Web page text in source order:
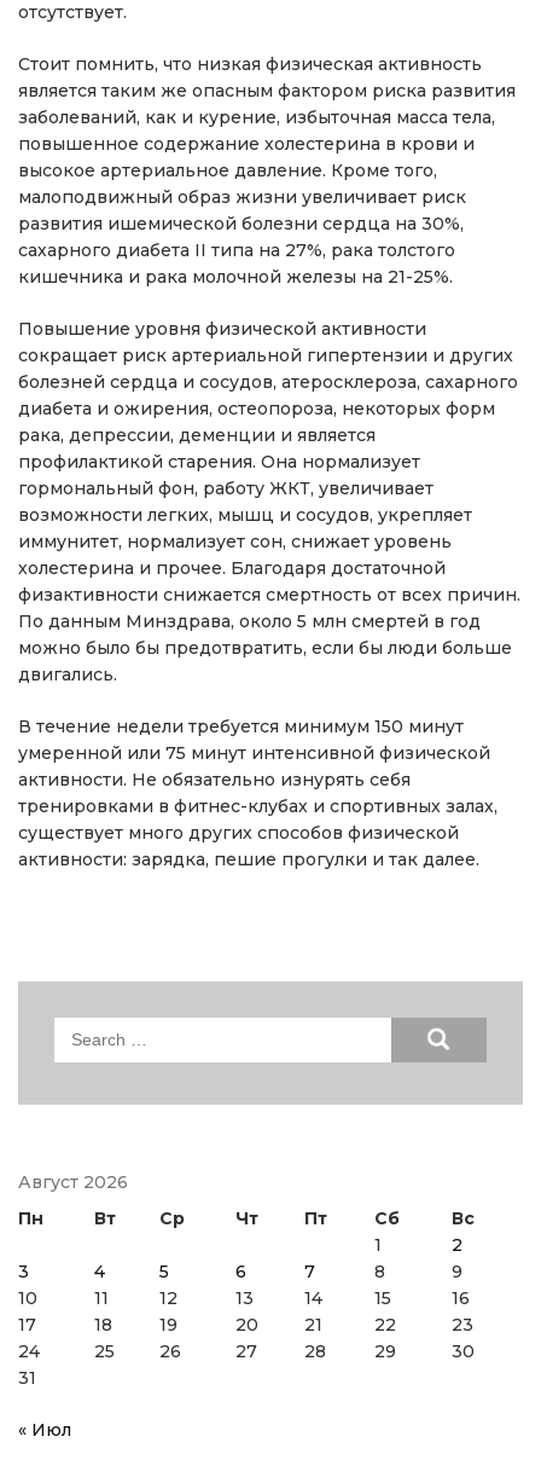
отсутствует.
Стоит помнить, что низкая физическая активность
является таким же опасным фактором риска развития
заболеваний, как и курение, избыточная масса тела,
повышенное содержание холестерина в крови и
высокое артериальное давление. Кроме того,
малоподвижный образ жизни увеличивает риск
развития ишемической болезни сердца на 30%,
сахарного диабета II типа на 27%, рака толстого
кишечника и рака молочной железы на 21-25%.
Повышение уровня физической активности
сокращает риск артериальной гипертензии и других
болезней сердца и сосудов, атеросклероза, сахарного
диабета и ожирения, остеопороза, некоторых форм
рака, депрессии, деменции и является
профилактикой старения. Она нормализует
гормональный фон, работу ЖКТ, увеличивает
возможности легких, мышц и сосудов, укрепляет
иммунитет, нормализует сон, снижает уровень
холестерина и прочее. Благодаря достаточной
физактивности снижается смертность от всех причин.
По данным Минздрава, около 5 млн смертей в год
можно было бы предотвратить, если бы люди больше
двигались.
В течение недели требуется минимум 150 минут
умеренной или 75 минут интенсивной физической
активности. Не обязательно изнурять себя
тренировками в фитнес-клубах и спортивных залах,
существует много других способов физической
активности: зарядка, пешие прогулки и так далее.
Search
Август 2026
Пн
Вт Ср Чт Пт Сб
Вс
1
2
3
4 5 6 7 8
9
10
11 12 13 14 15
16
17
18 19 20 21 22
23
24
25 26 27 28 29
30
31
« Июл